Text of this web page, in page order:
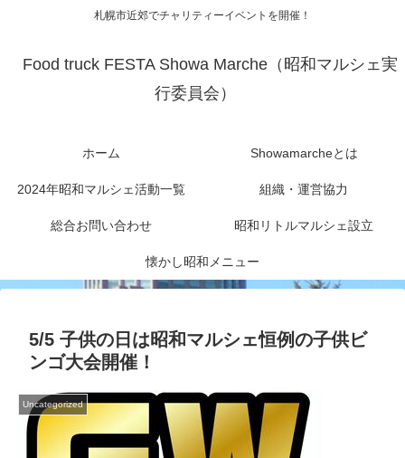
札幌市近郊でチャリティーイベントを開催！
Food truck FESTA Showa Marche（昭和マルシェ実
行委員会）
ホーム Showamarcheとは
2024年昭和マルシェ活動一覧 組織・運営協力
総合お問い合わせ 昭和リトルマルシェ設立
懐かし昭和メニュー
5/5 子供の日は昭和マルシェ恒例の子供ビ
ンゴ大会開催！
Uncategorized